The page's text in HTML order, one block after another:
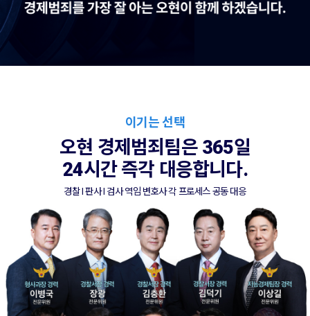
이기는 선택
오현 경제범죄팀은 365일
24시간 즉각 대응합니다.
경찰 l 판사 l 검사 역임 변호사 각 프로세스 공동 대응